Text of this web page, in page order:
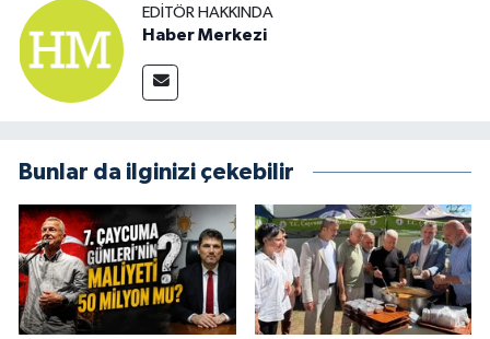
EDITÖR HAKKINDA
Haber Merkezi
Bunlar da ilginizi çekebilir